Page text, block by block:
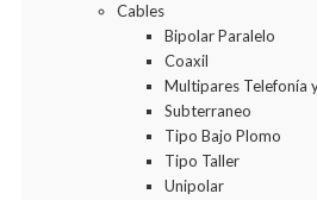
Cables
Bipolar Paralelo
Coaxil
Multipares Telefonía
Subterraneo
Tipo Bajo Plomo
Tipo Taller
Unipolar